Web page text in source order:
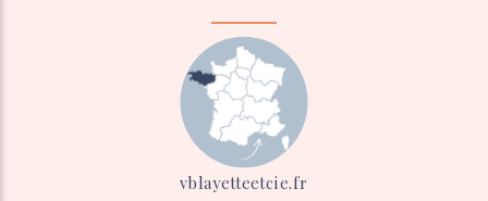
vblayetteetcie.fr